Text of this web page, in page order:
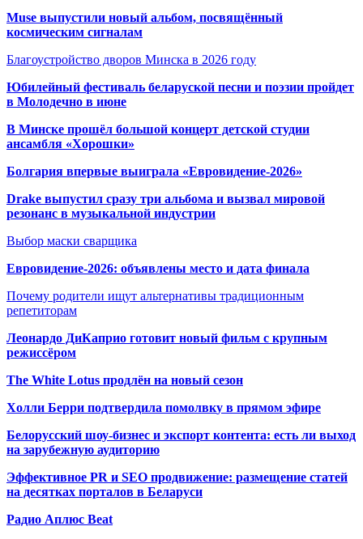
Muse выпустили новый альбом, посвящённый
космическим сигналам
Благоустройство дворов Минска в 2026 году
Юбилейный фестиваль беларуской песни и поэзии пройдет
в Молодечно в июне
В Минске прошёл большой концерт детской студии
ансамбля «Хорошки»
Болгария впервые выиграла «Евровидение-2026»
Drake выпустил сразу три альбома и вызвал мировой
резонанс в музыкальной индустрии
Выбор маски сварщика
Евровидение-2026: объявлены место и дата финала
Почему родители ищут альтернативы традиционным
репетиторам
Леонардо ДиКаприо готовит новый фильм с крупным
режиссёром
The White Lotus продлён на новый сезон
Холли Берри подтвердила помолвку в прямом эфире
Белорусский шоу-бизнес и экспорт контента: есть ли выход
на зарубежную аудиторию
Эффективное PR и SEO продвижение: размещение статей
на десятках порталов в Беларуси
Радио Аплюс Beat